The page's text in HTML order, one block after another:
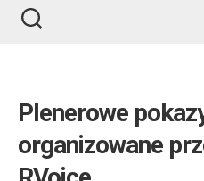
Plenerowe
organizowane